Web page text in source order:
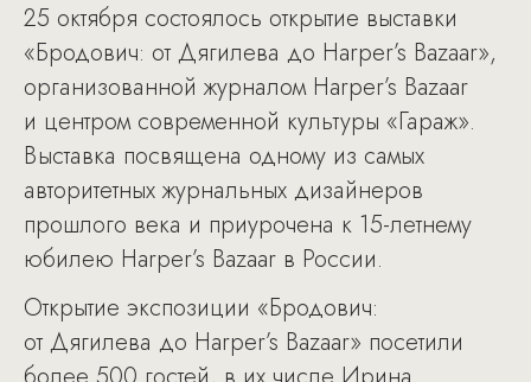
25 октября состоялось открытие выставки
«Бродович: от Дягилева до Harper’s Bazaar»,
организованной журналом Harper’s Bazaar
и центром современной культуры «Гараж».
Выставка посвящена одному из самых
авторитетных журнальных дизайнеров
прошлого века и приурочена к 15-летнему
юбилею Harper’s Bazaar в России.
Открытие экспозиции «Бродович:
от Дягилева до Harper’s Bazaar» посетили